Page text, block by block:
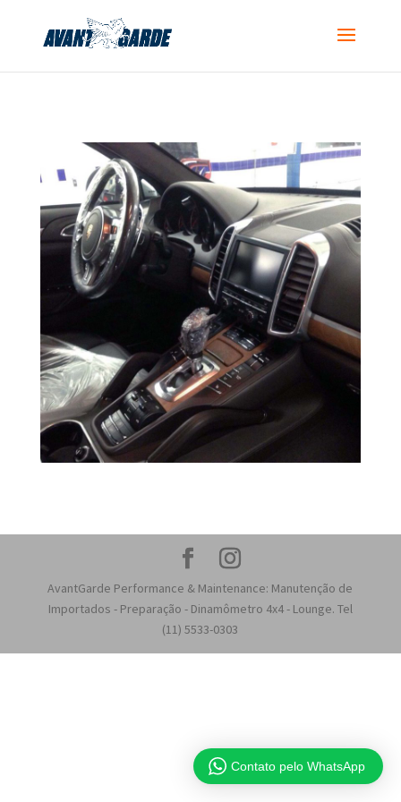
AvantGarde Performance & Maintenance: Manutenção de
Importados - Preparação - Dinamômetro 4x4 - Lounge. Tel
(11) 5533-0303
Contato pelo WhatsApp